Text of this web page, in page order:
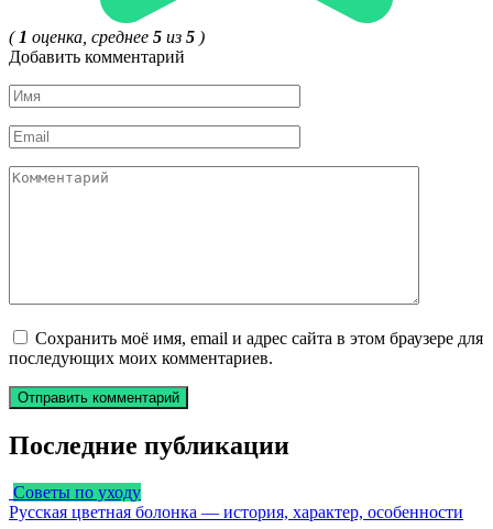
( 1 оценка, среднее 5 из 5 )
Добавить комментарий
Имя
*
Email
*
Комментарий
Сохранить моё имя, email и адрес сайта в этом браузере для
последующих моих комментариев.
Последние публикации
Советы по уходу
Русская цветная болонка — история, характер, особенности